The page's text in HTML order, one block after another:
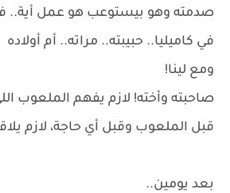
صدمته وهو بيستوعب هو عمل أية..
في كاميليا.. حبيبته.. مراته.. أم أولاده
ومع لينا!
صاحبته وأخته! لازم يفهم الملعوب
قبل الملعوب وقبل أي حاجة، لازم
بعد يومين..